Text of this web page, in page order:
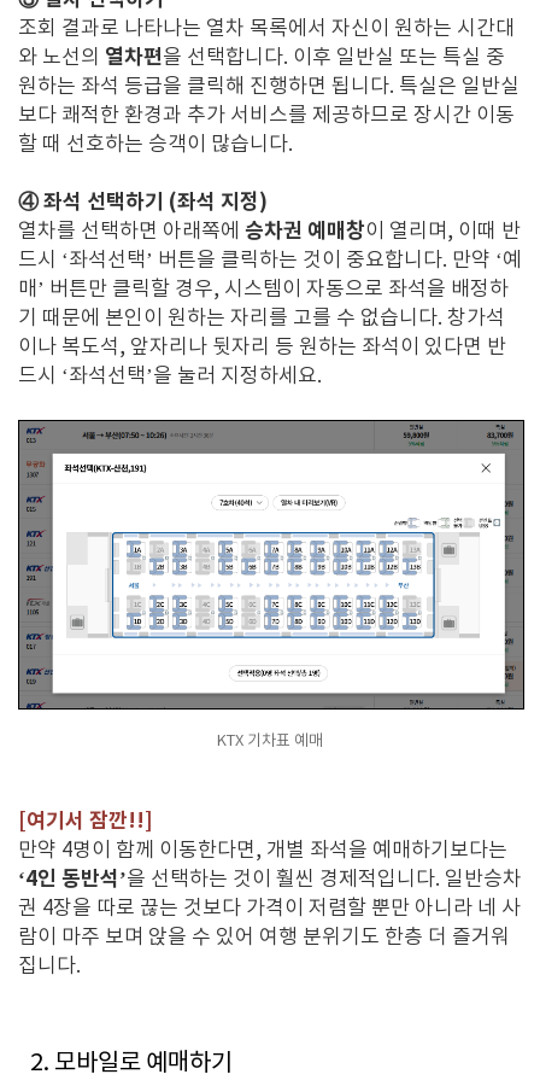
조회 결과로 나타나는 열차 목록에서 자신이 원하는 시간대
와 노선의 열차편을 선택합니다. 이후 일반실 또는 특실 중
원하는 좌석 등급을 클릭해 진행하면 됩니다. 특실은 일반실
보다 쾌적한 환경과 추가 서비스를 제공하므로 장시간 이동
할 때 선호하는 승객이 많습니다.
④ 좌석 선택하기 (좌석 지정)
열차를 선택하면 아래쪽에 승차권 예매창이 열리며, 이때 반
드시 ‘좌석선택’ 버튼을 클릭하는 것이 중요합니다. 만약 ‘예
매’ 버튼만 클릭할 경우, 시스템이 자동으로 좌석을 배정하
기 때문에 본인이 원하는 자리를 고를 수 없습니다. 창가석
이나 복도석, 앞자리나 뒷자리 등 원하는 좌석이 있다면 반
드시 ‘좌석선택’을 눌러 지정하세요.
KTX 기차표 예매
[여기서 잠깐!!]
만약 4명이 함께 이동한다면, 개별 좌석을 예매하기보다는
‘4인 동반석’을 선택하는 것이 훨씬 경제적입니다. 일반승차
권 4장을 따로 끊는 것보다 가격이 저렴할 뿐만 아니라 네 사
람이 마주 보며 앉을 수 있어 여행 분위기도 한층 더 즐거워
집니다.
2. 모바일로 예매하기